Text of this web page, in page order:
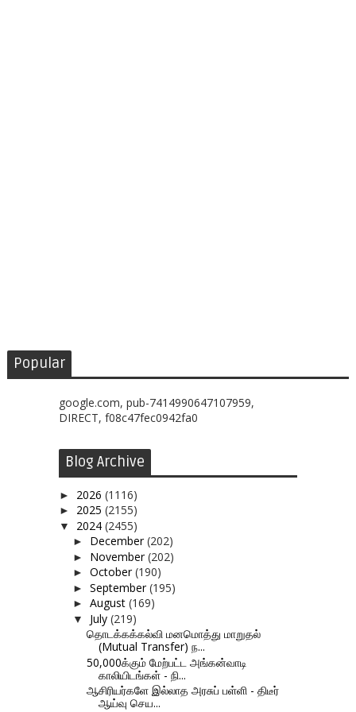
Popular
google.com, pub-7414990647107959,
DIRECT, f08c47fec0942fa0
Blog Archive
► 2026 (1116)
► 2025 (2155)
▼ 2024 (2455)
► December(202)
► November(202)
► October(190)
► September(195)
► August (169)
▼ July (219)
தொடக்கக்கல்வி மனமொத்து மாறுதல்
(Mutual Transfer) ந...
50,000க்கும் மேற்பட்ட அங்கன்வாடி
காலியிடங்கள் - நி...
ஆசிரியர்களே இல்லாத அரசுப் பள்ளி - திடீர்
ஆய்வு செய...